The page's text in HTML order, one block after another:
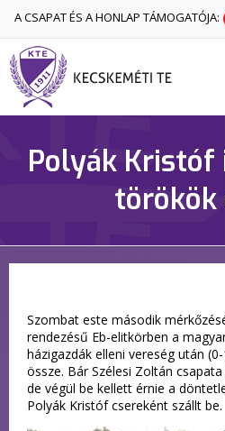
A CSAPAT ÉS A HONLAP TÁMOGATÓJA:
Polyák Kristóf
törökök
Szombat este második
rendezésű Eb-elitkörben a
házigazdák elleni vereség után
össze. Bár Szélesi Zoltán
de végül be kellett érnie a
Polyák Kristóf csereként szállt be.